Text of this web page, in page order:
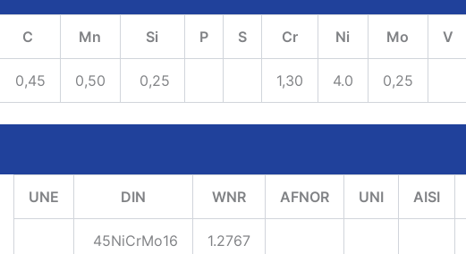
C Mn Si P S Cr Ni Mo V
0,45 0,50 0,25 1,30 4.0 0,25
UNE DIN WNR AFNOR UNI AISI
45NiCrMo16 1.2767